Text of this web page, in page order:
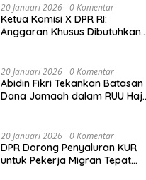
20 Januari 2026 0 Komentar
Ketua Komisi X DPR RI:
Anggaran Khusus Dibutuhkan
Akibat Bencana
20 Januari 2026 0 Komentar
Abidin Fikri Tekankan Batasan
Dana Jamaah dalam RUU Haji
20 Januari 2026 0 Komentar
DPR Dorong Penyaluran KUR
untuk Pekerja Migran Tepat